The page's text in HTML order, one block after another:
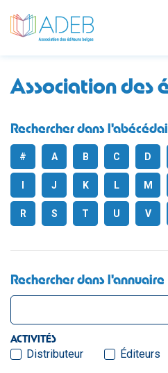
Association des
Rechercher dans
# A B C D
J K L M
R S T U V
Rechercher dans l'annuaire
ACTIVITÉS
Distributeur Éditeurs